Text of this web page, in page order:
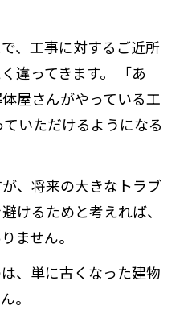
、工事に対するご近所
違ってきます。 「あ
屋さんがやっている工
いただけるようになる
、将来の大きなトラブ
けるためと考えれば、
ません。
、単に古くなった建物
。